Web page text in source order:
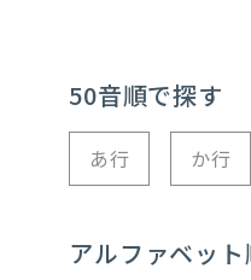
50音順で探す
あ行 か行
アルファベッ